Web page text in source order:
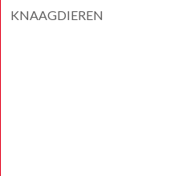
KNAAGDIEREN